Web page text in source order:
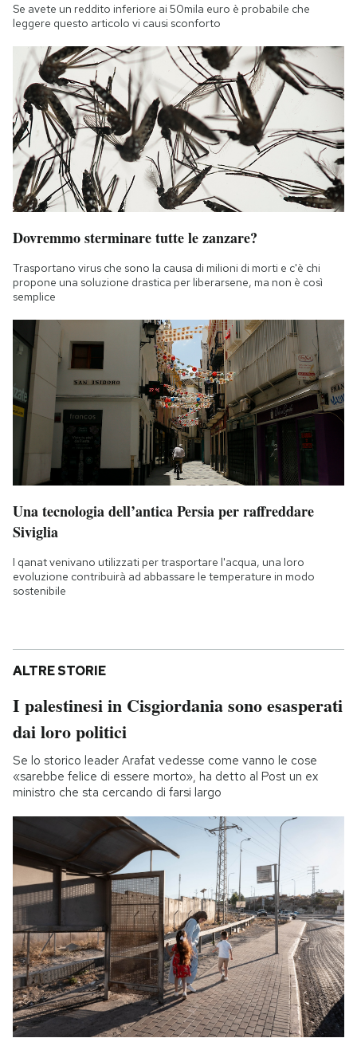
Se avete un reddito inferiore ai 50mila euro è probabile che
leggere questo articolo vi causi sconforto
Dovremmo sterminare tutte le zanzare?
Trasportano virus che sono la causa di milioni di morti e c'è chi
propone una soluzione drastica per liberarsene, ma non è così
semplice
Una tecnologia dell’antica Persia per raffreddare
Siviglia
I qanat venivano utilizzati per trasportare l'acqua, una loro
evoluzione contribuirà ad abbassare le temperature in modo
sostenibile
ALTRE STORIE
I palestinesi in Cisgiordania sono esasperati
dai loro politici
Se lo storico leader Arafat vedesse come vanno le cose
«sarebbe felice di essere morto», ha detto al Post un ex
ministro che sta cercando di farsi largo